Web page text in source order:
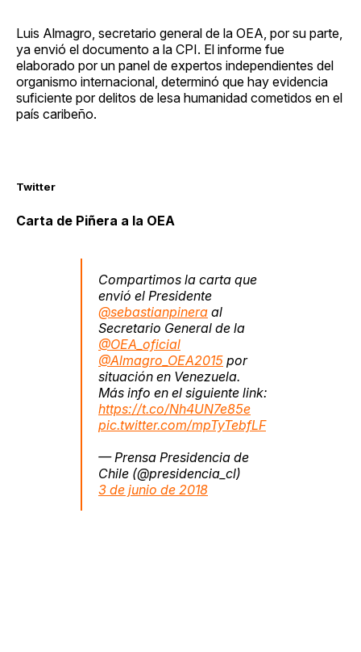
Luis Almagro, secretario general de la OEA, por su parte,
ya envió el documento a la CPI. El informe fue
elaborado por un panel de expertos independientes del
organismo internacional, determinó que hay evidencia
suficiente por delitos de lesa humanidad cometidos en el
país caribeño.
Twitter
Carta de Piñera a la OEA
Compartimos la carta que
envió el Presidente
@sebastianpinera al
Secretario General de la
@OEA_oficial
@Almagro_OEA2015 por
situación en Venezuela.
Más info en el siguiente link:
https://t.co/Nh4UN7e85e
pic.twitter.com/mpTyTebfLF
— Prensa Presidencia de
Chile (@presidencia_cl)
3 de junio de 2018